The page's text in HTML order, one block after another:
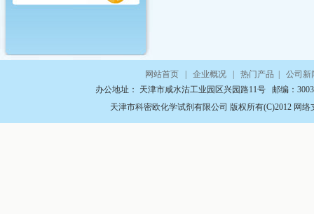
网站首页| 企业概况| 热门产品
公司新
办公地址： 天津市咸水沽工业园区兴园路11号 邮编：
天津市科密欧化学试剂有限公司 版权所有(C)2012 网